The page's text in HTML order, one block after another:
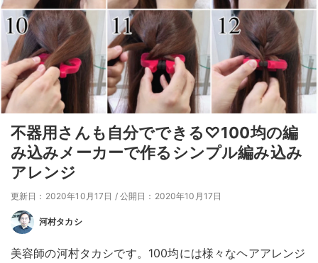
不器用さんも自分でできる♡100均の編
み込みメーカーで作るシンプル編み込み
アレンジ
更新日：2020年10月17日 / 公開日：2020年10月17日
河村タカシ
美容師の河村タカシです。100均には様々なヘアアレンジ